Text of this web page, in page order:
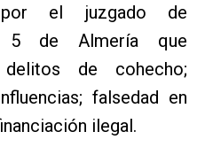
por el juzgado de
5 de Almería que
de cohecho;
falsedad en
ilegal.